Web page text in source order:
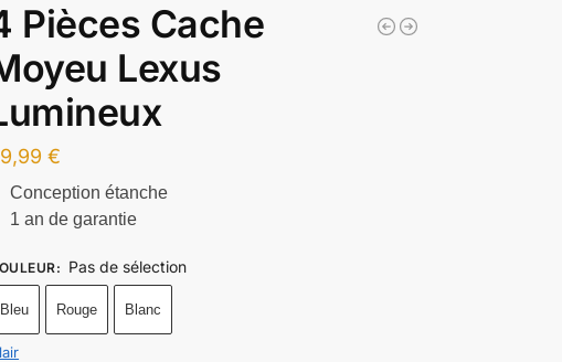
Pièces Cache
Lexus
€
Conception étanche
1 an de garantie
: Pas de sélection
Bleu Rouge Blanc